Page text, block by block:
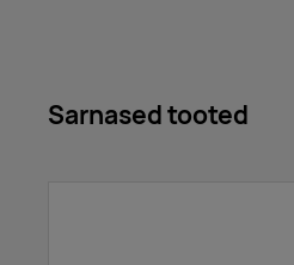
Sarnased tooted